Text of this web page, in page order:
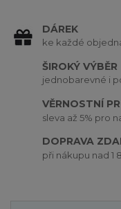
DÁREK
ke každé
ŠIROKÝ VÝBĚR
jednobarevné i
VĚRNOSTNÍ
sleva až 5% pro
DOPRAVA
při nákupu nad 1